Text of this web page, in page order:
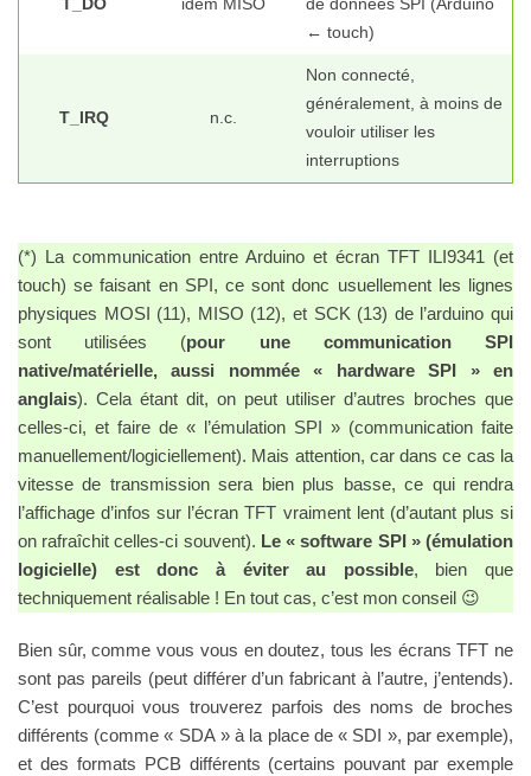
T_DO idem MISO
de données SPI (Arduino
← touch)
T_IRQ n.c.
Non connecté,
généralement, à moins de
vouloir utiliser les
interruptions
(*) La communication entre Arduino et écran TFT ILI9341 (et
touch) se faisant en SPI, ce sont donc usuellement les lignes
physiques MOSI (11), MISO (12), et SCK (13) de l’arduino qui
sont utilisées (pour une communication SPI
native/matérielle, aussi nommée « hardware SPI » en
anglais). Cela étant dit, on peut utiliser d’autres broches que
celles-ci, et faire de « l’émulation SPI » (communication faite
manuellement/logiciellement). Mais attention, car dans ce cas la
vitesse de transmission sera bien plus basse, ce qui rendra
l’affichage d’infos sur l’écran TFT vraiment lent (d’autant plus si
on rafraîchit celles-ci souvent). Le « software SPI » (émulation
logicielle) est donc à éviter au possible, bien que
techniquement réalisable ! En tout cas, c’est mon conseil 😉
Bien sûr, comme vous vous en doutez, tous les écrans TFT ne
sont pas pareils (peut différer d’un fabricant à l’autre, j’entends).
C’est pourquoi vous trouverez parfois des noms de broches
différents (comme « SDA » à la place de « SDI », par exemple),
et des formats PCB différents (certains pouvant par exemple